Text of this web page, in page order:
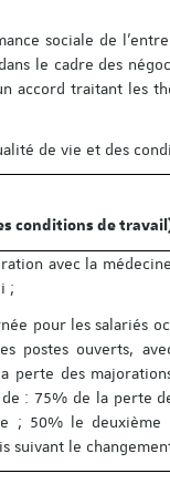
sociale de
le cadre des
accord traitant les
de vie et des
conditions de
avec la
;
pour les salariés
postes ouverts,
perte des
: 75% de la perte
; 50% le deuxième
suivant le
Découvrez le
colloque
organisé à
ans de